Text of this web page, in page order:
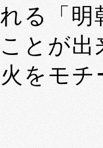
る「
とが出
をモ